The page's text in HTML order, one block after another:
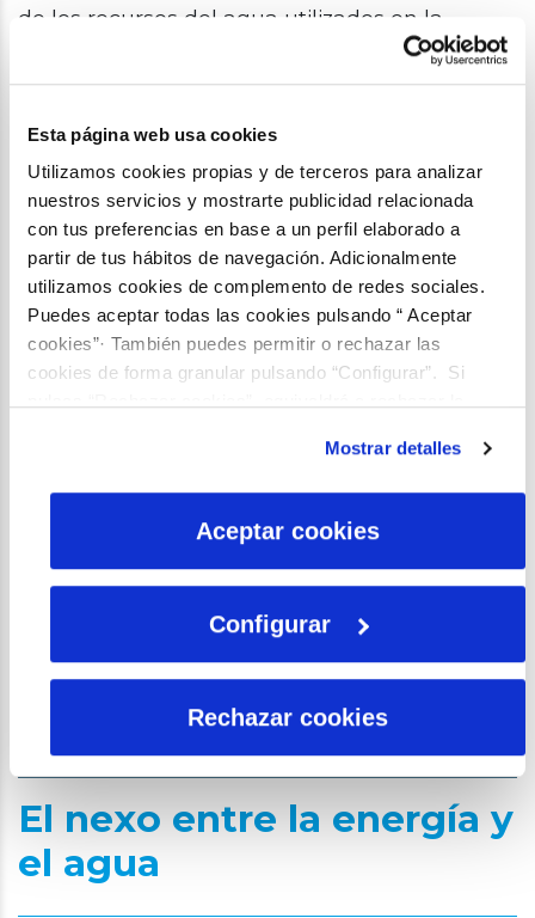
Esta página web usa cookies
Utilizamos cookies propias y de terceros para analizar
nuestros servicios y mostrarte publicidad relacionada
con tus preferencias en base a un perfil elaborado a
partir de tus hábitos de navegación. Adicionalmente
utilizamos cookies de complemento de redes sociales.
Puedes aceptar todas las cookies pulsando “ Aceptar
cookies”· También puedes permitir o rechazar las
cookies de forma granular pulsando “Configurar”. Si
son indispensables para que el sitio web funcione y que
Mostrar detalles
Aceptar cookies
Configurar
Rechazar cookies
de los recursos del agua utilizados en la
generación de la energía fundamentalmente
el llamado nexo Agua-Energía. Este interés le
"Técnicas y Ciencias de la Calidad del agua
(IDEA)" por la Universidad de Granada, donde
he desarrollado su TFM "Relation between
Energy production and Water in Spain. A
particular case for WasteWater Treatment
Plants in Granada ".
Posts del autor
El nexo entre la energía y
el agua